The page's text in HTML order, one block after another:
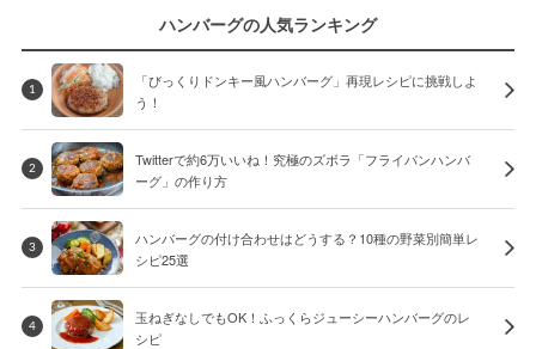
ハンバーグの人気ランキング
1
「びっくりドンキー風ハンバーグ」再現レシピに挑戦しよ
う！
2
Twitterで約6万いいね！究極のズボラ「フライパンハンバ
ーグ」の作り方
3
ハンバーグの付け合わせはどうする？10種の野菜別簡単レ
シピ25選
4
玉ねぎなしでもOK！ふっくらジューシーハンバーグのレ
シピ